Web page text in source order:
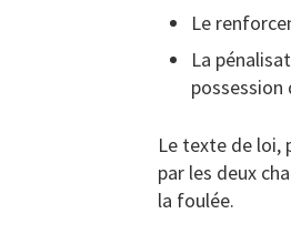
Le
La
possession
Le texte de
par les deux
la foulée.